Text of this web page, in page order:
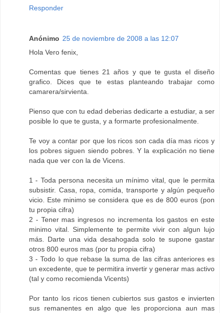
Responder
Anónimo 25 de noviembre de 2008 a las 12:07
Hola Vero fenix,
Comentas que tienes 21 años y que te gusta el diseño
grafico. Dices que te estas planteando trabajar como
camarera/sirvienta.
Pienso que con tu edad deberias dedicarte a estudiar, a ser
posible lo que te gusta, y a formarte profesionalmente.
Te voy a contar por que los ricos son cada día mas ricos y
los pobres siguen siendo pobres. Y la explicación no tiene
nada que ver con la de Vicens.
1 - Toda persona necesita un mínimo vital, que le permita
subsistir. Casa, ropa, comida, transporte y algún pequeño
vicio. Este minimo se considera que es de 800 euros (pon
tu propia cifra)
2 - Tener mas ingresos no incrementa los gastos en este
minimo vital. Simplemente te permite vivir con algun lujo
más. Darte una vida desahogada solo te supone gastar
otros 800 euros mas (por tu propia cifra)
3 - Todo lo que rebase la suma de las cifras anteriores es
un excedente, que te permitira invertir y generar mas activo
(tal y como recomienda Vicents)
Por tanto los ricos tienen cubiertos sus gastos e invierten
sus remanentes en algo que les proporciona aun mas